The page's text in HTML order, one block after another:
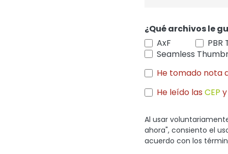
¿Qué archivos le
AxF
PBR
Seamless
He tomado nota
He leído las CEP
Al usar
ahora", consiento el
acuerdo con los